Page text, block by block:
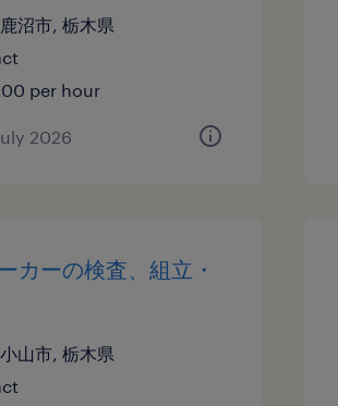
沼市, 栃木県
per hour
2026
カーの検査、組立・
山市, 栃木県